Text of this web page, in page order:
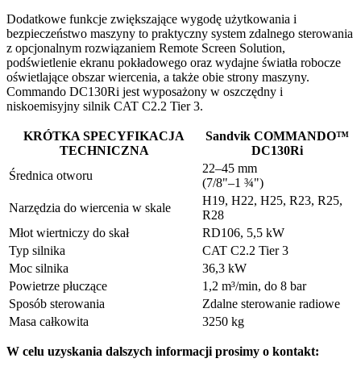
Dodatkowe funkcje zwiększające wygodę użytkowania i
bezpieczeństwo maszyny to praktyczny system zdalnego sterowania
z opcjonalnym rozwiązaniem Remote Screen Solution,
podświetlenie ekranu pokładowego oraz wydajne światła robocze
oświetlające obszar wiercenia, a także obie strony maszyny.
Commando DC130Ri jest wyposażony w oszczędny i
niskoemisyjny silnik CAT C2.2 Tier 3.
KRÓTKA SPECYFIKACJA
TECHNICZNA
Sandvik COMMANDO™
DC130Ri
Średnica otworu
22–45 mm
(7/8"–1 ¾")
Narzędzia do wiercenia w skale
H19, H22, H25, R23, R25,
R28
Młot wiertniczy do skał
RD106, 5,5 kW
Typ silnika
CAT C2.2 Tier 3
Moc silnika
36,3 kW
Powietrze płuczące
1,2 m³/min, do 8 bar
Sposób sterowania
Zdalne sterowanie radiowe
Masa całkowita
3250 kg
W celu uzyskania dalszych informacji prosimy o kontakt: